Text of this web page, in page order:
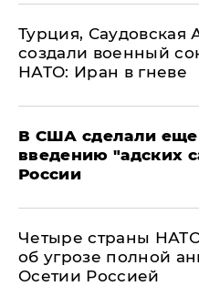
Турция, Саудовская
создали военный
НАТО: Иран в гневе
В США сделали еще
введению "адских
России
Четыре страны
об угрозе полной
Осетии Россией